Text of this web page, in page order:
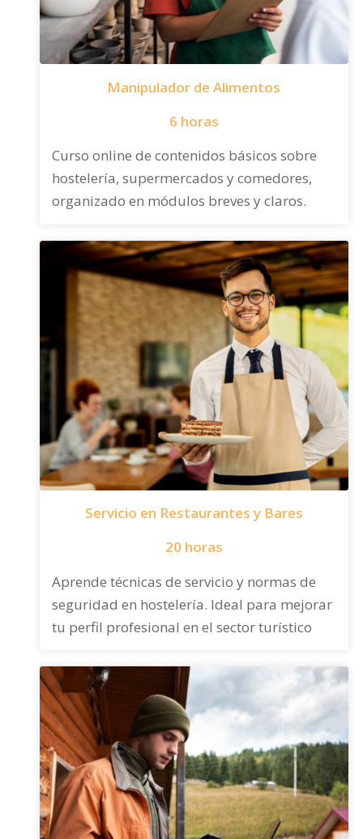
Manipulador de Alimentos
6 horas
Curso online de contenidos básicos sobre
hostelería, supermercados y comedores,
organizado en módulos breves y claros.
Servicio en Restaurantes y Bares
20 horas
Aprende técnicas de servicio y normas de
seguridad en hostelería. Ideal para mejorar
tu perfil profesional en el sector turístico